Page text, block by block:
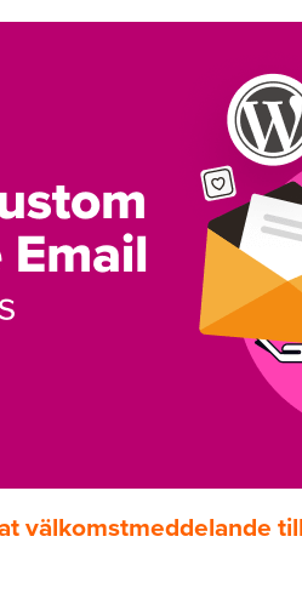
välkomstmeddelande